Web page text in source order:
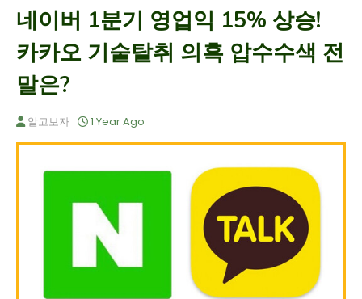
네이버 1분기 영업익 15% 상승!
카카오 기술탈취 의혹 압수수색 전
말은?
알고보자 1 Year Ago